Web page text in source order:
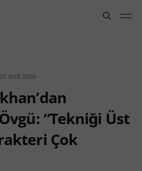
25 ŞUB 2026
“Tekniği Üst
Çok